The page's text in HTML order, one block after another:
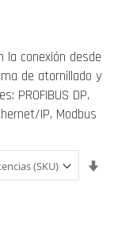
conexión desde
de atornillado y
PROFIBUS DP,
IP, Modbus